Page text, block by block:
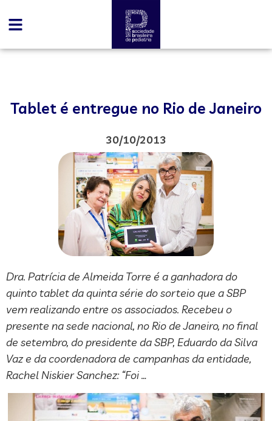
Tablet é entregue no Rio de Janeiro
30/10/2013
Dra. Patrícia de Almeida Torre é a ganhadora do
quinto tablet da quinta série do sorteio que a SBP
vem realizando entre os associados. Recebeu o
presente na sede nacional, no Rio de Janeiro, no final
de setembro, do presidente da SBP, Eduardo da Silva
Vaz e da coordenadora de campanhas da entidade,
Rachel Niskier Sanchez: “Foi …